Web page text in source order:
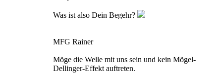
Was ist also Dein Begehr?
MFG Rainer
Möge die Welle mit uns sein und kein Mögel-
Dellinger-Effekt auftreten.